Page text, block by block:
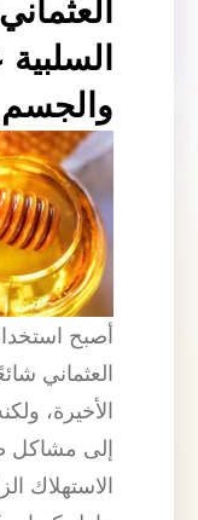
والجسم
أصبح
العثماني
الأخيرة،
إلى مشاكل
الاستهلاك